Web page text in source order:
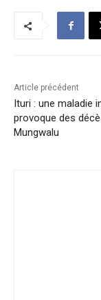
Article précédent
Ituri : une maladie
provoque des
Mungwalu